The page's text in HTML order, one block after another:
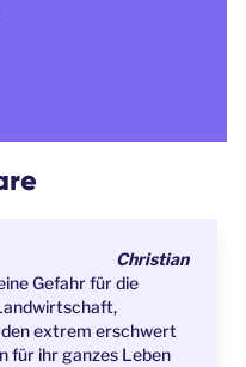
Christian
Gefahr für die
extrem erschwert
für ihr ganzes Leben